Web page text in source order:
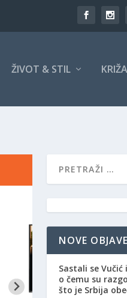
ŽIVOT & STIL
NOVE OBJAVE
Sastali se
o čemu su
što je Srbija